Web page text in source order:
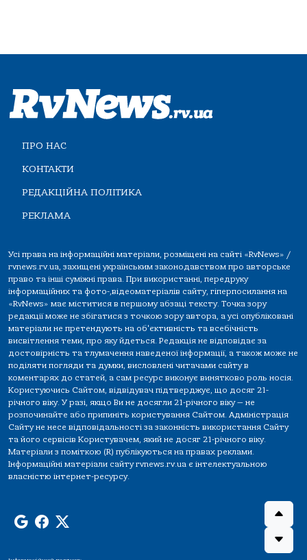
ПРО НАС
КОНТАКТИ
РЕДАКЦІЙНА ПОЛІТИКА
РЕКЛАМА
Усі права на інформаційні матеріали, розміщені на сайті «RvNews» /
rvnews.rv.ua, захищені українським законодавством про авторське
право та інші суміжні права. При використанні, передруку
інформаційних та фото-,відеоматеріалів сайту, гіперпосилання на
«RvNews» має міститися в першому абзаці тексту. Точка зору
редакції може не збігатися з точкою зору автора, а усі опубліковані
матеріали не претендують на об'єктивність та всебічність
висвітлення теми, про яку йдеться. Редакція не відповідає за
достовірність та тлумачення наведеної інформації, а також може не
поділяти погляди та думки, висловлені читачами сайту в
коментарях до статей, а сам ресурс виконує винятково роль носія.
Користуючись Сайтом, відвідувач підтверджує, що досяг 21-
річного віку. У разі, якщо Ви не досягли 21-річного віку — не
розпочинайте або припиніть користування Сайтом. Адміністрація
Сайту не несе відповідальності за законність використання Сайту
та його сервісів Користувачем, який не досяг 21-річного віку.
Матеріали з поміткою (R) публікуються на правах реклами.
Інформаційні матеріали сайту rvnews.rv.ua є інтелектуальною
власністю інтернет-ресурсу.